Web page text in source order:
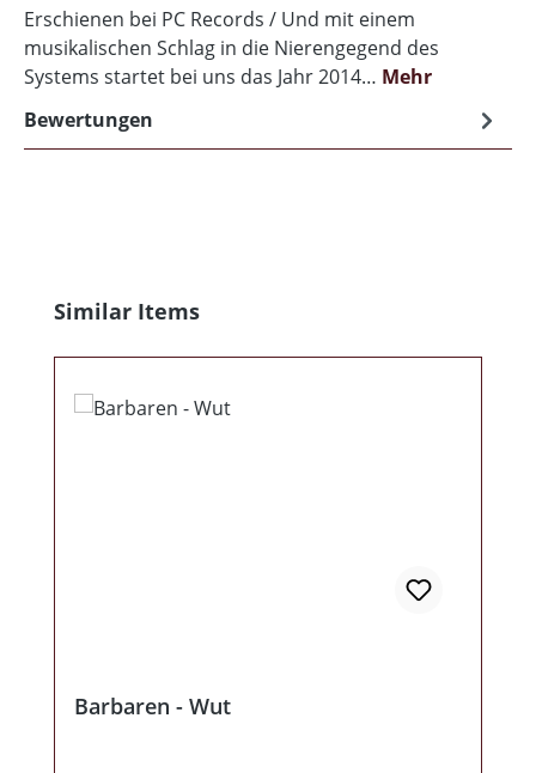
Erschienen bei PC Records / Und mit einem
musikalischen Schlag in die Nierengegend des
Systems startet bei uns das Jahr 2014… Mehr
Bewertungen
Produktgalerie überspringen
Similar Items
Barbaren - Wut